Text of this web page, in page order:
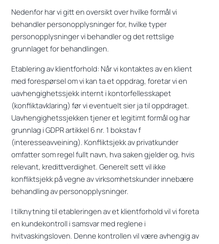
Nedenfor har vi gitt en oversikt over hvilke formål vi
behandler personopplysninger for, hvilke typer
personopplysninger vi behandler og det rettslige
grunnlaget for behandlingen.
Etablering av klientforhold: Når vi kontaktes av en klient
med forespørsel om vi kan ta et oppdrag, foretar vi en
uavhengighetssjekk internt i kontorfellesskapet
(konfliktavklaring) før vi eventuelt sier ja til oppdraget.
Uavhengighetssjekken tjener et legitimt formål og har
grunnlag i GDPR artikkel 6 nr. 1 bokstav f
(interesseavveining). Konfliktsjekk av privatkunder
omfatter som regel fullt navn, hva saken gjelder og, hvis
relevant, kredittverdighet. Generelt sett vil ikke
konfliktsjekk på vegne av virksomhetskunder innebære
behandling av personopplysninger.
I tilknytning til etableringen av et klientforhold vil vi foreta
en kundekontroll i samsvar med reglene i
hvitvaskingsloven. Denne kontrollen vil være avhengig av